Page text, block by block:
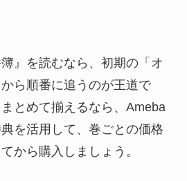
簿』を読むなら、初期の「オ
ら順番に追うのが王道で
とめて揃えるなら、Ameba
を活用して、巻ごとの価格
から購入しましょう。